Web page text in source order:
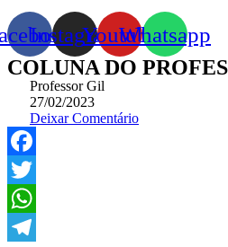
InstagramYoutubeWhatsapp
COLUNA DO
Professor Gil
27/02/2023
Deixar Comentário
Facebook
Twitter
WhatsApp